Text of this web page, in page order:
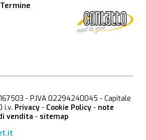
- P.IVA 02294240045 - Capitale
i.v. Privacy - Cookie Policy - note
vendita - sitemap